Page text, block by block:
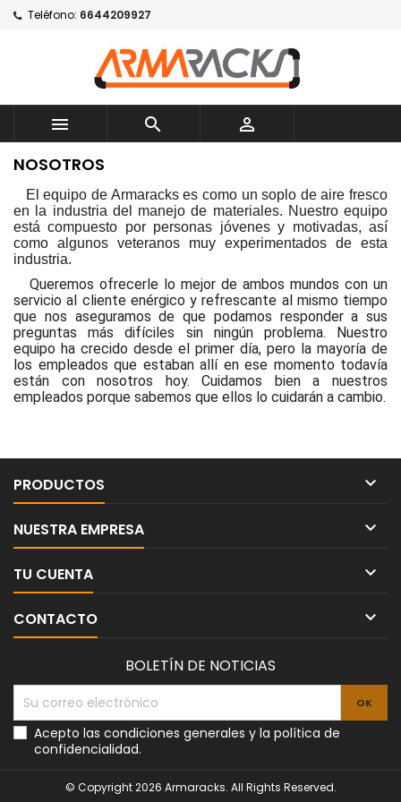
Teléfono: 6644209927
  
NOSOTROS
El equipo de Armaracks es como un soplo de aire fresco
en la industria del manejo de materiales. Nuestro equipo
está compuesto por personas jóvenes y motivadas, así
como algunos veteranos muy experimentados de esta
industria.
Queremos ofrecerle lo mejor de ambos mundos con un
servicio al cliente enérgico y refrescante al mismo tiempo
que nos aseguramos de que podamos responder a sus
preguntas más difíciles sin ningún problema. Nuestro
equipo ha crecido desde el primer día, pero la mayoría de
los empleados que estaban allí en ese momento todavía
están con nosotros hoy. Cuidamos bien a nuestros
empleados porque sabemos que ellos lo cuidarán a cambio.
PRODUCTOS 
NUESTRA EMPRESA 
TU CUENTA 
CONTACTO 
BOLETÍN DE NOTICIAS
Acepto las condiciones generales y la política de
confidencialidad.
© Copyright 2026 Armaracks. All Rights Reserved.